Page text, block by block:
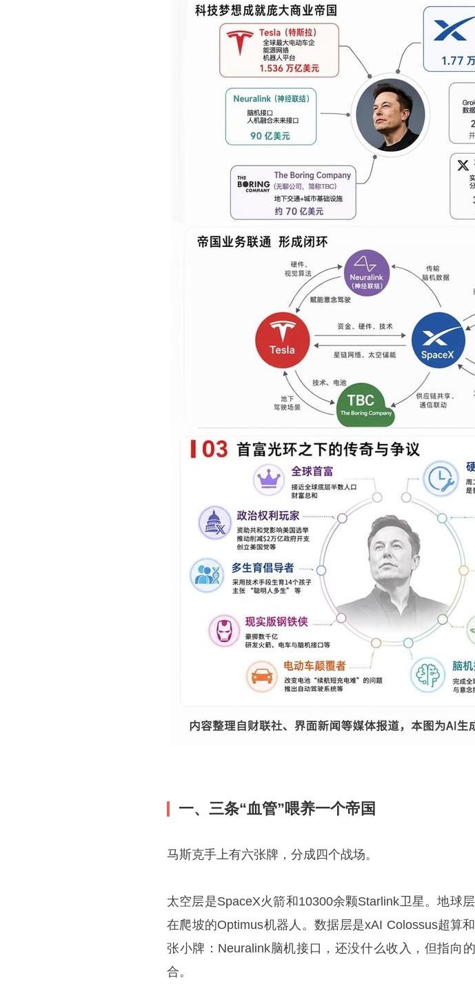
一、三条“血管”喂养一个帝国
马斯克手上有六张牌，分成四个战场。
太空层是SpaceX火箭和10300余颗Starlink卫星。地球
在爬坡的Optimus机器人。数据层是xAI Colossus超算
张小牌：Neuralink脑机接口，还没什么收入，但指
合。